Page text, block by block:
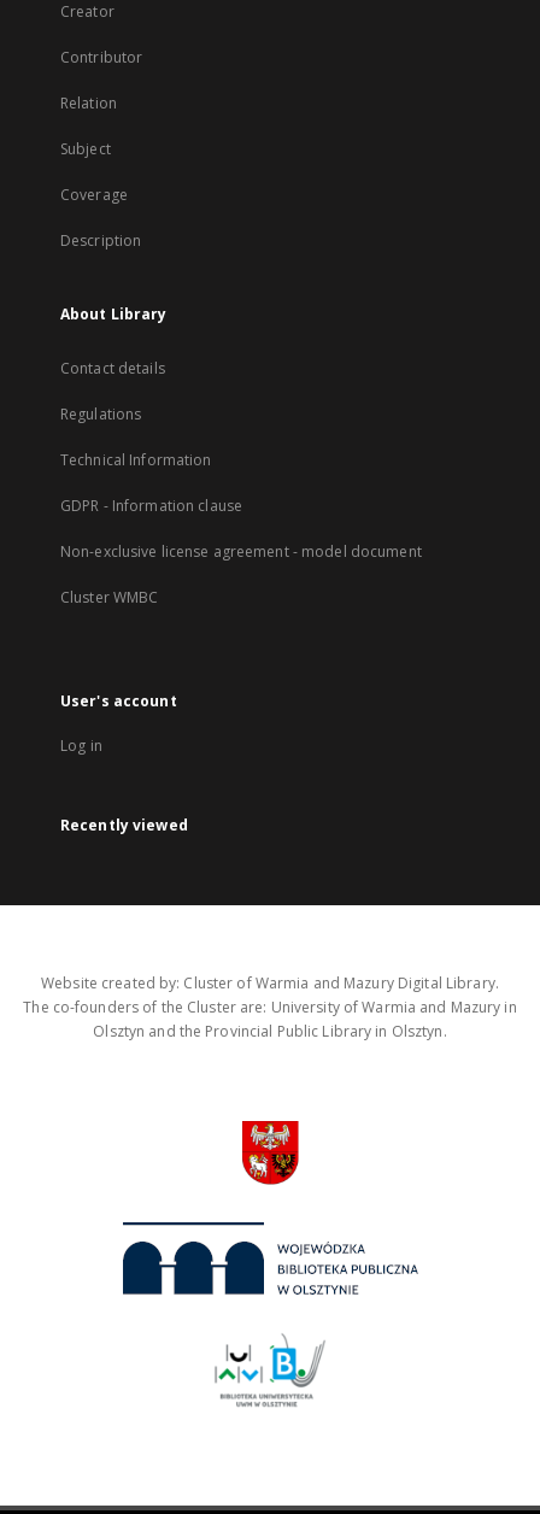
Creator
Contributor
Relation
Subject
Coverage
Description
About Library
Contact details
Regulations
Technical Information
GDPR - Information clause
Non-exclusive license agreement - model document
Cluster WMBC
User's account
Log in
Recently viewed
Website created by: Cluster of Warmia and Mazury Digital Library.
The co-founders of the Cluster are: University of Warmia and Mazury in
Olsztyn and the Provincial Public Library in Olsztyn.